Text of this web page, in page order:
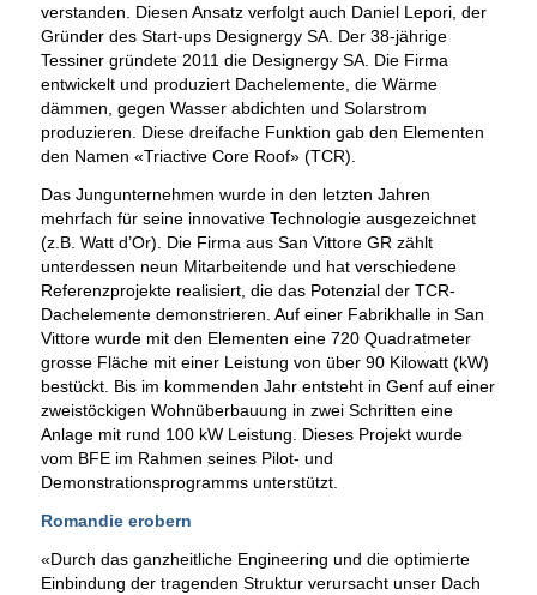
verstanden. Diesen Ansatz verfolgt auch Daniel Lepori, der
Gründer des Start-ups Designergy SA. Der 38-jährige
Tessiner gründete 2011 die Designergy SA. Die Firma
entwickelt und produziert Dachelemente, die Wärme
dämmen, gegen Wasser abdichten und Solarstrom
produzieren. Diese dreifache Funktion gab den Elementen
den Namen «Triactive Core Roof» (TCR).
Das Jungunternehmen wurde in den letzten Jahren
mehrfach für seine innovative Technologie ausgezeichnet
(z.B. Watt d’Or). Die Firma aus San Vittore GR zählt
unterdessen neun Mitarbeitende und hat verschiedene
Referenzprojekte realisiert, die das Potenzial der TCR-
Dachelemente demonstrieren. Auf einer Fabrikhalle in San
Vittore wurde mit den Elementen eine 720 Quadratmeter
grosse Fläche mit einer Leistung von über 90 Kilowatt (kW)
bestückt. Bis im kommenden Jahr entsteht in Genf auf einer
zweistöckigen Wohnüberbauung in zwei Schritten eine
Anlage mit rund 100 kW Leistung. Dieses Projekt wurde
vom BFE im Rahmen seines Pilot- und
Demonstrationsprogramms unterstützt.
Romandie erobern
«Durch das ganzheitliche Engineering und die optimierte
Einbindung der tragenden Struktur verursacht unser Dach